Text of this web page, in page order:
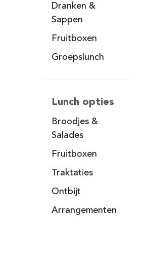
Dranken &
Sappen
Fruitboxen
Groepslunch
Lunch opties
Broodjes &
Salades
Fruitboxen
Traktaties
Ontbijt
Arrangementen
Melk 1 lt